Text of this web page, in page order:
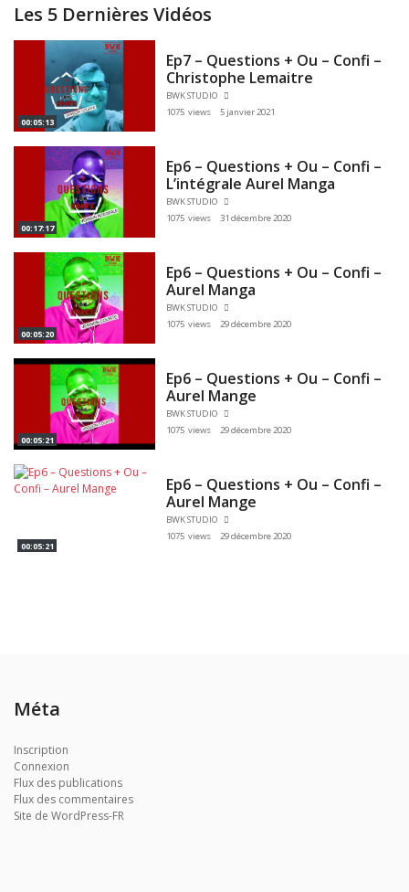
Les 5 Dernières Vidéos
00:05:13
Ep7 – Questions + Ou – Confi –
Christophe Lemaitre
BWK STUDIO
1075 views
5 janvier 2021
00:17:17
Ep6 – Questions + Ou – Confi –
L’intégrale Aurel Manga
BWK STUDIO
1075 views
31 décembre 2020
00:05:20
Ep6 – Questions + Ou – Confi –
Aurel Manga
BWK STUDIO
1075 views
29 décembre 2020
00:05:21
Ep6 – Questions + Ou – Confi –
Aurel Mange
BWK STUDIO
1075 views
29 décembre 2020
00:05:21
Ep6 – Questions + Ou – Confi –
Aurel Mange
BWK STUDIO
1075 views
29 décembre 2020
Méta
Inscription
Connexion
Flux des publications
Flux des commentaires
Site de WordPress-FR